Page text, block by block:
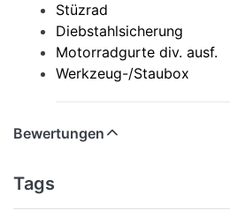
Stüzrad
Diebstahlsicherung
Motorradgurte div. ausf.
Werkzeug-/Staubox
Bewertungen
Tags